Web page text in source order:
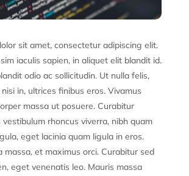
sit amet, consectetur adipiscing elit.
iaculis sapien, in aliquet elit blandit id.
odio ac sollicitudin. Ut nulla felis,
in, ultrices finibus eros. Vivamus
massa ut posuere. Curabitur
vestibulum rhoncus viverra, nibh quam
eget lacinia quam ligula in eros.
massa, et maximus orci. Curabitur sed
eget venenatis leo. Mauris massa